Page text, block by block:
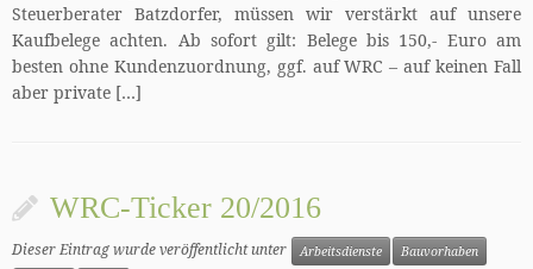
Steuerberater Batzdorfer, müssen wir verstärkt auf unsere
Kaufbelege achten. Ab sofort gilt: Belege bis 150,- Euro am
besten ohne Kundenzuordnung, ggf. auf WRC – auf keinen Fall
aber private […]
WRC-Ticker 20/2016
Dieser Eintrag wurde veröffentlicht unter Arbeitsdienste
Bauvorhaben